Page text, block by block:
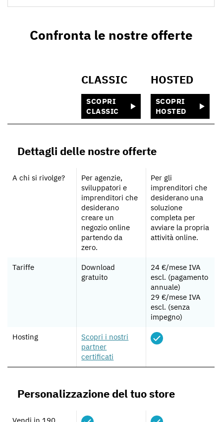
Confronta le nostre offerte
CLASSIC
SCOPRI
CLASSIC
HOSTED
SCOPRI
HOSTED
Dettagli delle nostre offerte
A chi si rivolge?
Per agenzie,
sviluppatori e
imprenditori che
desiderano
creare un
negozio online
partendo da
zero.
Per gli
imprenditori che
desiderano una
soluzione
completa per
avviare la propria
attività online.
Tariffe
Download
gratuito
24 €/mese IVA
escl. (pagamento
annuale)
29 €/mese IVA
escl. (senza
impegno)
Hosting
Scopri i nostri
partner
certificati
Personalizzazione del tuo store